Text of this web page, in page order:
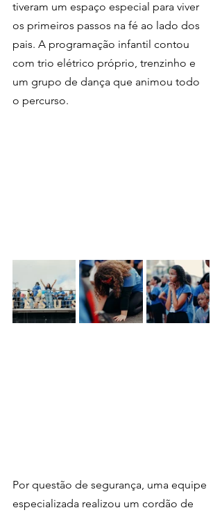
tiveram um espaço especial para viver
os primeiros passos na fé ao lado dos
pais. A programação infantil contou
com trio elétrico próprio, trenzinho e
um grupo de dança que animou todo
o percurso.
Por questão de segurança, uma equipe
especializada realizou um cordão de